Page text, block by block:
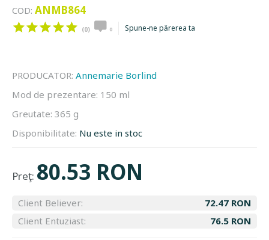
COD: ANMB864
(0) 0 Spune-ne părerea ta
PRODUCATOR: Annemarie Borlind
Mod de prezentare: 150 ml
Greutate: 365 g
Disponibilitate: Nu este in stoc
Preţ: 80.53 RON
Client Believer:
72.47 RON
Client Entuziast:
76.5 RON